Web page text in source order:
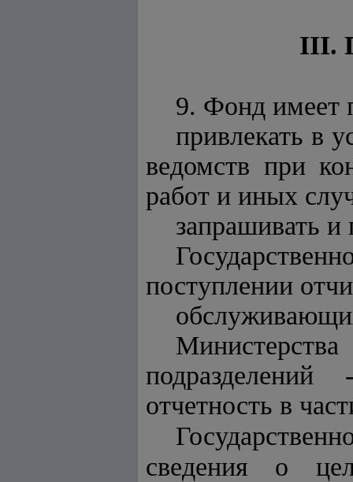
III.
9. Фонд имеет
привлекать в
ведомств при
работ и иных
запрашивать и
поступлении
Министерства
отчетность в
сведения о